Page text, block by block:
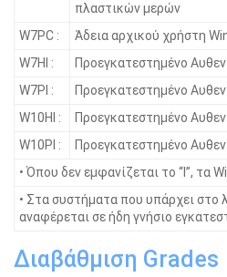
πλαστικών μερών
W7PC :
Άδεια αρχικού χρήστη
W7HI :
Προεγκατεστημένο
W7PI :
Προεγκατεστημένο
W10HI :
Προεγκατεστημένο
W10PI :
Προεγκατεστημένο
• Όπου δεν εμφανίζεται το “I”, τα
• Στα συστήματα που υπάρχει
αναφέρεται σε ήδη γνήσιο
Διαβάθμιση Grades